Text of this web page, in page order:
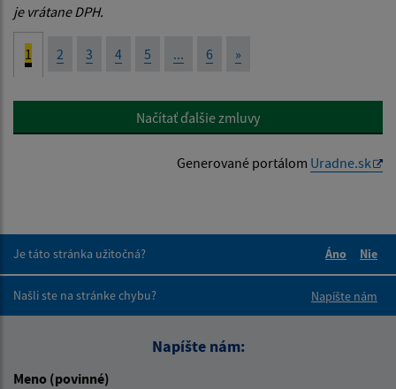
je vrátane DPH.
1 2 3 4 5 ... 6 »
Načítať ďalšie zmluvy
Generované portálom Uradne.sk
Je táto stránka užitočná?
Áno
Nie
Našli ste na stránke chybu?
Napíšte nám
Napíšte nám:
Meno (povinné)